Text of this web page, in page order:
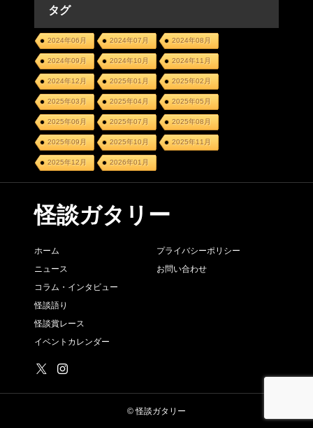
タグ
2024年06月 2024年07月 2024年08月
2024年09月 2024年10月 2024年11月
2024年12月 2025年01月 2025年02月
2025年03月 2025年04月 2025年05月
2025年06月 2025年07月 2025年08月
2025年09月 2025年10月 2025年11月
2025年12月 2026年01月
怪談ガタリー
ホーム
ニュース
コラム・インタビュー
怪談語り
怪談賞レース
イベントカレンダー
プライバシーポリシー
お問い合わせ
© 怪談ガタリー